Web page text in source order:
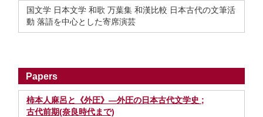
国文学 日本文学 和歌 万葉集 和漢比較 日本古代の文筆活
動 落語を中心とした寄席演芸
Papers
柿本人麻呂と《外圧》—外圧の日本古代文学史 ;
古代前期(奈良時代まで)